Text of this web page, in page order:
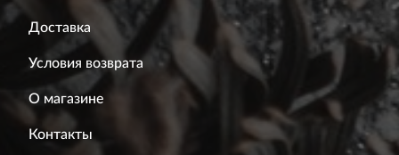
Доставка
Условия возврата
О магазине
Контакты